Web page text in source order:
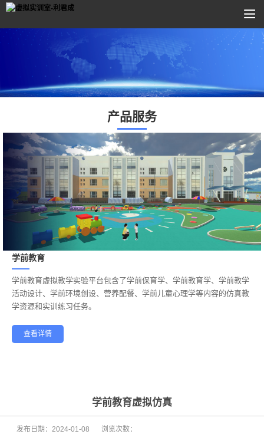
产品服务
学前教育
——
学前教育虚拟教学实验平台包含了学前保育学、学前教育学、学前教学
活动设计、学前环境创设、营养配餐、学前儿童心理学等内容的仿真教
学资源和实训练习任务。
查看详情
学前教育虚拟仿真
发布日期： 2024-01-08 浏览次数：